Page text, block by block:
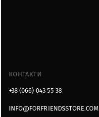
КОНТАКТИ
+38 (066) 043 55 38
INFO@FORFRIENDSSTORE.COM